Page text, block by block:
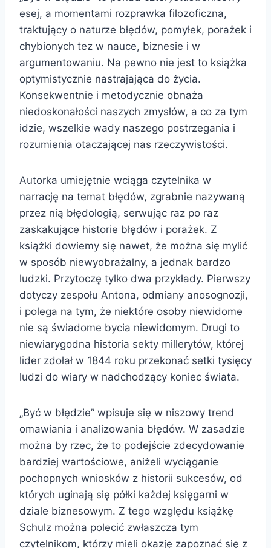
esej, a momentami rozprawka filozoficzna,
traktujący o naturze błędów, pomyłek, porażek i
chybionych tez w nauce, biznesie i w
argumentowaniu. Na pewno nie jest to książka
optymistycznie nastrajająca do życia.
Konsekwentnie i metodycznie obnaża
niedoskonałości naszych zmysłów, a co za tym
idzie, wszelkie wady naszego postrzegania i
rozumienia otaczającej nas rzeczywistości.
Autorka umiejętnie wciąga czytelnika w
narrację na temat błędów, zgrabnie nazywaną
przez nią błędologią, serwując raz po raz
zaskakujące historie błędów i porażek. Z
książki dowiemy się nawet, że można się mylić
w sposób niewyobrażalny, a jednak bardzo
ludzki. Przytoczę tylko dwa przykłady. Pierwszy
dotyczy zespołu Antona, odmiany anosognozji,
i polega na tym, że niektóre osoby niewidome
nie są świadome bycia niewidomym. Drugi to
niewiarygodna historia sekty millerytów, której
lider zdołał w 1844 roku przekonać setki tysięcy
ludzi do wiary w nadchodzący koniec świata.
„Być w błędzie” wpisuje się w niszowy trend
omawiania i analizowania błędów. W zasadzie
można by rzec, że to podejście zdecydowanie
bardziej wartościowe, aniżeli wyciąganie
pochopnych wniosków z historii sukcesów, od
których uginają się półki każdej księgarni w
dziale biznesowym. Z tego względu książkę
Schulz można polecić zwłaszcza tym
czytelnikom, którzy mieli okazję zapoznać się z